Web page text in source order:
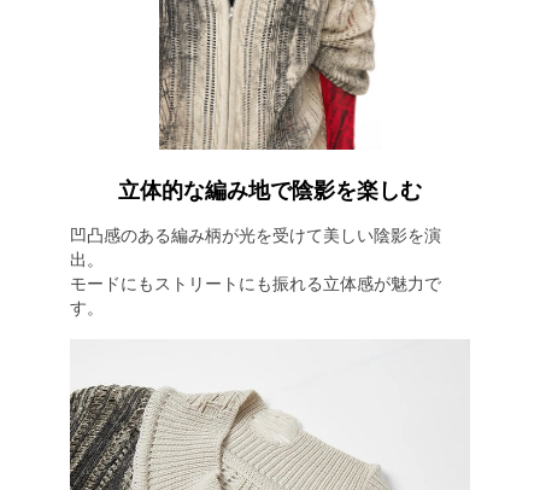
立体的な編み地で陰影を楽しむ
凹凸感のある編み柄が光を受けて美しい陰影を演
出。
モードにもストリートにも振れる立体感が魅力で
す。